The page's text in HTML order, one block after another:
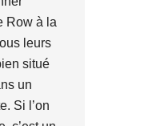
Row à la
leurs
situé
un
Si l’on